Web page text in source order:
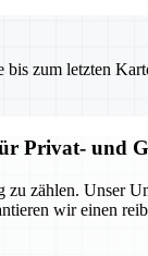
zum letzten
Privat- und
zählen. Unser
wir einen